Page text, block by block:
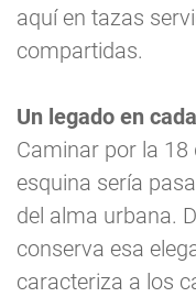
aquí en tazas
compartidas.
Un legado en
Caminar por la 18
esquina sería
del alma urbana.
conserva esa
caracteriza a los